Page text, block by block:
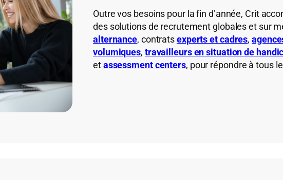
Outre vos besoins pour la fin d’année, Crit
des solutions de recrutement globales et sur
alternance, contratsexperts et cadres,
volumiques, travailleurs en situation de
etassessment centers, pour répondre à tous